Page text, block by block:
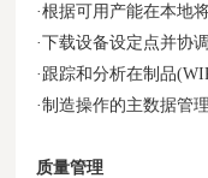
·根据可用产能在本地
·下载设备设定点并协
·跟踪和分析在制品
·制造操作的主数据管
质量管理